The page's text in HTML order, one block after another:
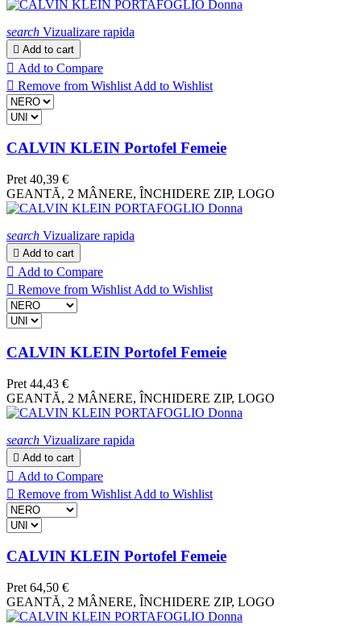
search Vizualizare rapida
 Add to cart
 Add to Compare
 Remove from Wishlist Add to Wishlist
CALVIN KLEIN Portofel Femeie
Pret 40,39 €
GEANTĂ, 2 MÂNERE, ÎNCHIDERE ZIP, LOGO
search Vizualizare rapida
 Add to cart
 Add to Compare
 Remove from Wishlist Add to Wishlist
CALVIN KLEIN Portofel Femeie
Pret 44,43 €
GEANTĂ, 2 MÂNERE, ÎNCHIDERE ZIP, LOGO
search Vizualizare rapida
 Add to cart
 Add to Compare
 Remove from Wishlist Add to Wishlist
CALVIN KLEIN Portofel Femeie
Pret 64,50 €
GEANTĂ, 2 MÂNERE, ÎNCHIDERE ZIP, LOGO